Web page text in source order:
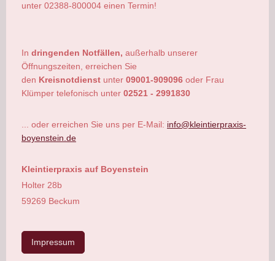
unter 02388-800004 einen Termin!
In dringenden Notfällen, außerhalb unserer
Öffnungszeiten, erreichen Sie
den Kreisnotdienst unter 09001-909096 oder Frau
Klümper telefonisch unter 02521 - 2991830
... oder erreichen Sie uns per E-Mail: info@kleintierpraxis-
boyenstein.de
Kleintierpraxis auf Boyenstein
Holter 28b
59269 Beckum
Impressum